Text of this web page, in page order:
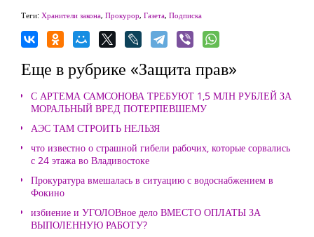
Теги: Хранители закона, Прокурор, Газета, Подписка
Еще в рубрике «Защита прав»
С АРТЕМА САМСОНОВА ТРЕБУЮТ 1,5 МЛН РУБЛЕЙ ЗА
МОРАЛЬНЫЙ ВРЕД ПОТЕРПЕВШЕМУ
АЭС ТАМ СТРОИТЬ НЕЛЬЗЯ
что известно о страшной гибели рабочих, которые сорвались
с 24 этажа во Владивостоке
Прокуратура вмешалась в ситуацию с водоснабжением в
Фокино
избиение и УГОЛОВное дело ВМЕСТО ОПЛАТЫ ЗА
ВЫПОЛЕННУЮ РАБОТУ?